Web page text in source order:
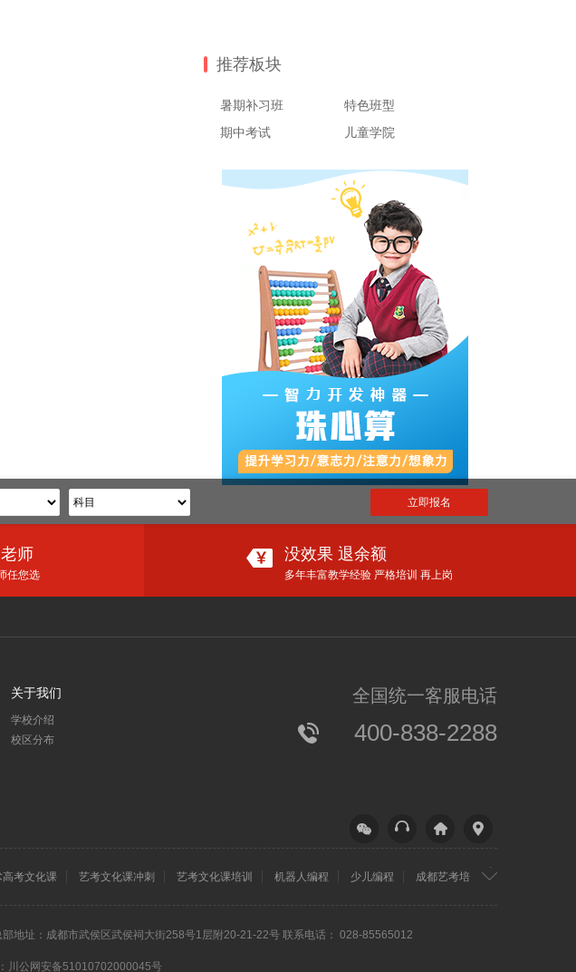
推荐板块
暑期补习班
特色班型
期中考试
儿童学院
立即报名
师
任您选
没效果 退余额
多年丰富教学经验 严格培训 再上岗
关于我们
学校介绍
校区分布
全国统一客服电话
400-838-2288
成都 四川省成
高考文化课 艺考文化课冲刺 艺考文化课培训 机器人编程 少儿编程
成都艺考培
–>
<!–
地址：成都市武侯区武侯祠大街258号1层附20-21-22号 联系电话： 028-85565012
川公网安备51010702000045号